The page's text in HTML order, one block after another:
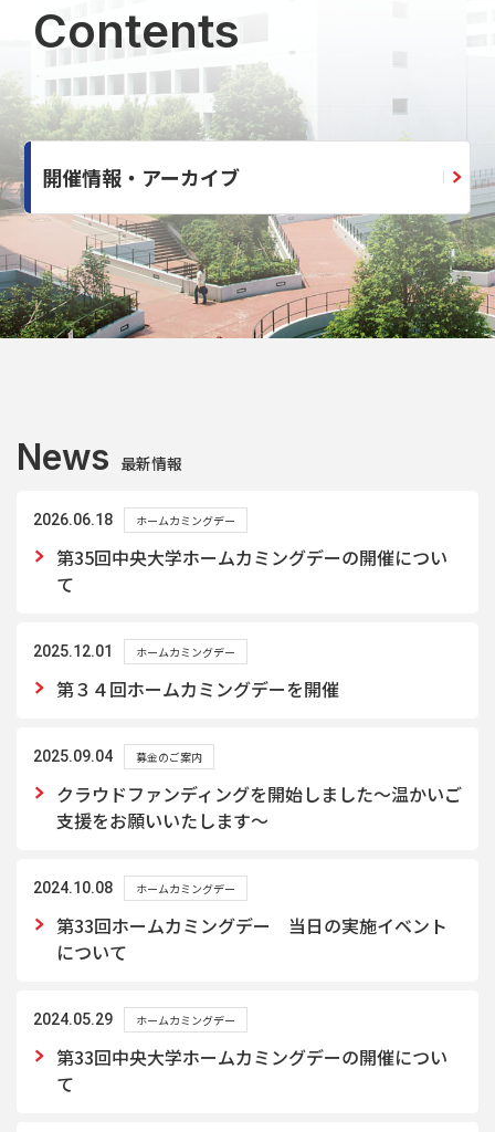
Contents
開催情報・アーカイブ
News 最新情報
2026.06.18 ホームカミングデー
第35回中央大学ホームカミングデーの開催につい
て
2025.12.01 ホームカミングデー
第３４回ホームカミングデーを開催
2025.09.04 募金のご案内
クラウドファンディングを開始しました～温かいご
支援をお願いいたします～
2024.10.08 ホームカミングデー
第33回ホームカミングデー 当日の実施イベント
について
2024.05.29 ホームカミングデー
第33回中央大学ホームカミングデーの開催につい
て